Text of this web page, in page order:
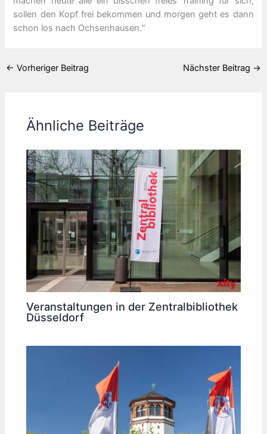
sollen den Kopf frei bekommen und morgen geht es dann
schon los nach Ochsenhausen.“
← Vorheriger Beitrag Nächster Beitrag →
Ähnliche Beiträge
Veranstaltungen in der Zentralbibliothek
Düsseldorf